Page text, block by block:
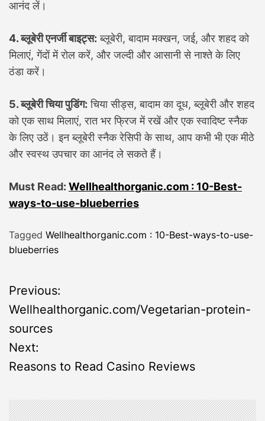
आनंद लें।
4. ब्लूबेरी एनर्जी बाइट्स:ब्लूबेरी, बादाम मक्खन, जई, और शहद को
मिलाएं, गेंदों में रोल करें, और जल्दी और आसानी से नाश्ते के लिए
ठंडा करें।
5. ब्लूबेरी चिया पुडिंग:चिया सीड्स, बादाम का दूध, ब्लूबेरी और शहद
को एक साथ मिलाएं, रात भर फ्रिज में रखें और एक स्वादिष्ट स्नैक
के लिए उठें। इन ब्लूबेरी स्नैक रेसिपी के साथ, आप कभी भी एक मीठे
और स्वस्थ उपचार का आनंद ले सकते हैं।
Must Read:Wellhealthorganic.com : 10-Best-
ways-to-use-blueberries
Tagged Wellhealthorganic.com : 10-Best-ways-to-use-
blueberries
P
o
s
n
Previous:
Wellhealthorganic.com/Vegetarian-protein-
sources
Next:
Reasons to Read Casino Reviews